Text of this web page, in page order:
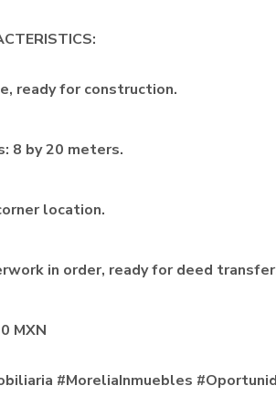
ready for construction.
8 by 20 meters.
location.
in order, ready for deed
MXN
#MoreliaInmuebles